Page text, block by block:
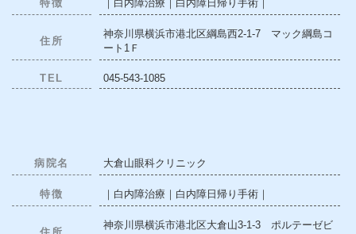
特徴 ｜白内障治療｜白内障日帰り手術｜
住所
神奈川県横浜市港北区綱島西2-1-7 マック綱島コ
ート1Ｆ
TEL 045-543-1085
病院名 大倉山眼科クリニック
特徴 ｜白内障治療｜白内障日帰り手術｜
神奈川県横浜市港北区大倉山3-1-3 ポルテーゼビ